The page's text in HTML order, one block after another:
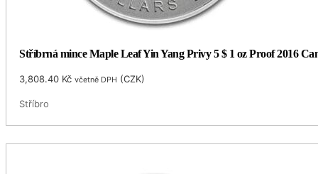
Stříbrná mince Maple Leaf Yin Yang Privy 5 $ 1 oz Proof 2016
3,808.40 Kč včetně DPH (CZK)
Stříbro